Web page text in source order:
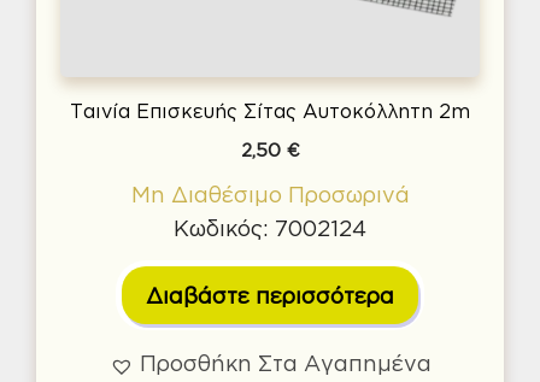
Ταινία Επισκευής Σίτας Αυτοκόλλητη 2m
2,50 €
Μη Διαθέσιμο Προσωρινά
Κωδικός: 7002124
Διαβάστε περισσότερα
Προσθήκη Στα Αγαπημένα